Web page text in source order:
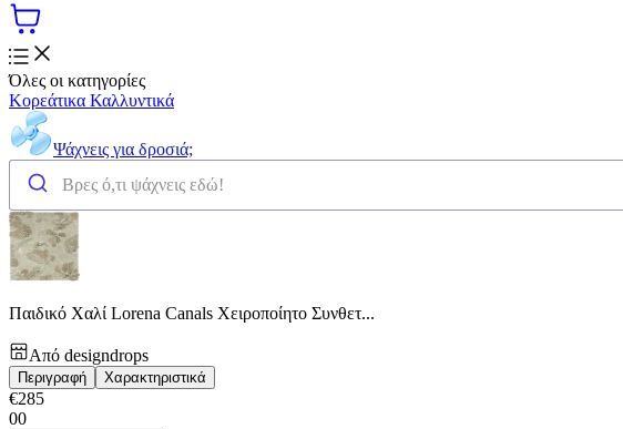
Όλες οι κατηγορίες
Κορεάτικα Καλλυντικά
Ψάχνεις για δροσιά;
Παιδικό Χαλί Lorena Canals Χειροποίητο Συνθετ...
Από designdrops
Περιγραφή Χαρακτηριστικά
€285
00